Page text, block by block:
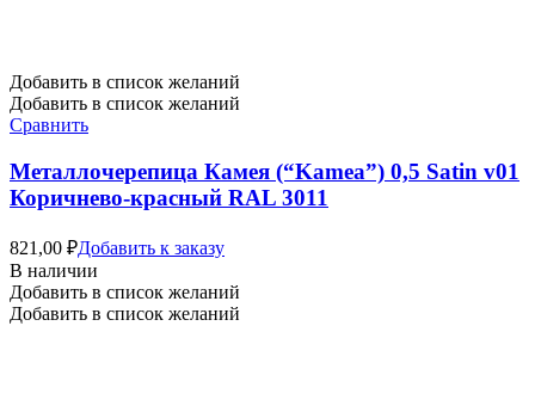
Добавить в список желаний
Добавить в список желаний
Сравнить
Металлочерепица Камея (“Kamea”) 0,5 Satin v01
Коричнево-красный RAL 3011
821,00 ₽Добавить к заказу
В наличии
Добавить в список желаний
Добавить в список желаний